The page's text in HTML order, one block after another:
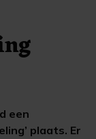
een
plaats. Er